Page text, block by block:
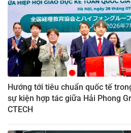
Hướng tới tiêu chuẩn quốc tế
sự kiện hợp tác giữa Hải Phong
CTECH